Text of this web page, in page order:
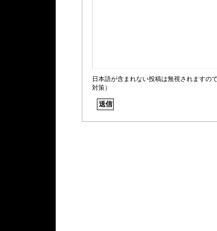
日本語が含まれない投稿は無視されますの
対策）